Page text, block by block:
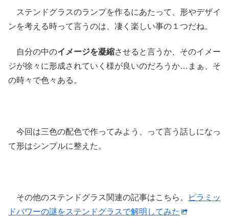
ステンドグラスのランプを作るにあたって、形やデザイ
ンを考える時って言うのは、凄く楽しい事の１つだね。
自分の中のイメージを凝縮させると言うか、そのイメー
ジが徐々に形成されていく様が良いのだろうか…まぁ、そ
の時々で色々ある。
今回は三色の配色で作ってみよう、って言う話しになっ
て形はシンプルに整えた。
その他のステンドグラス関連の記事はこちら。
ピラミッ
ドパワーの謎をステンドグラスで解明してみた